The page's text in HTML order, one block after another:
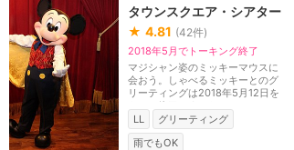
タウンスクエア・シアター
★ 4.81 (42件)
2018年5月でトーキング終了
マジシャン姿のミッキーマウスに
会おう。しゃべるミッキーとのグ
リーティングは2018年5月12日を
もって終了しました。
LL
グリーティング
雨でもOK